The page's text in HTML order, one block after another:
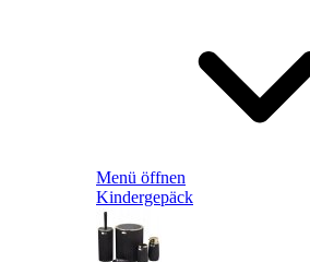
Menü öffnen
Kindergepäck